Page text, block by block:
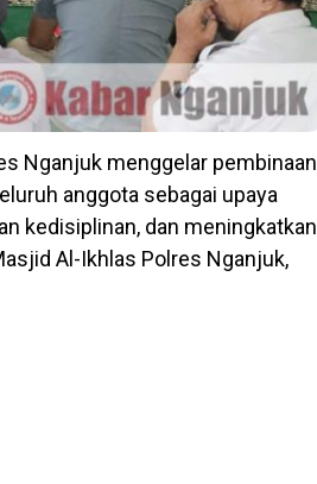
Nganjuk menggelar pembinaan
anggota sebagai upaya
kedisiplinan, dan meningkatkan
Al-Ikhlas Polres Nganjuk,